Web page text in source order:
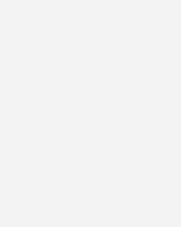
der Aktivierung der
befinden.
da sie immer wieder in die
mittelfristig vor allem der
eine diversere
Wasserstoffwirtschaft
basierende
von fossilen
in seiner Analyse.